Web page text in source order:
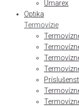
Umarex
Optika
Termovízie